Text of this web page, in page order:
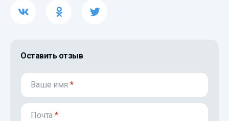
Оставить отзыв
Ваше имя *
Почта*